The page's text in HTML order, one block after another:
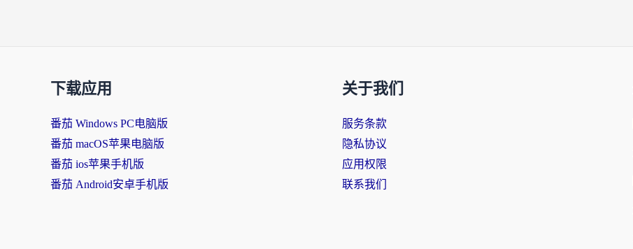
下载应用
番茄 Windows PC电脑版
番茄 macOS苹果电脑版
番茄 ios苹果手机版
番茄 Android安卓手机版
关于我们
服务条款
隐私协议
应用权限
联系我们